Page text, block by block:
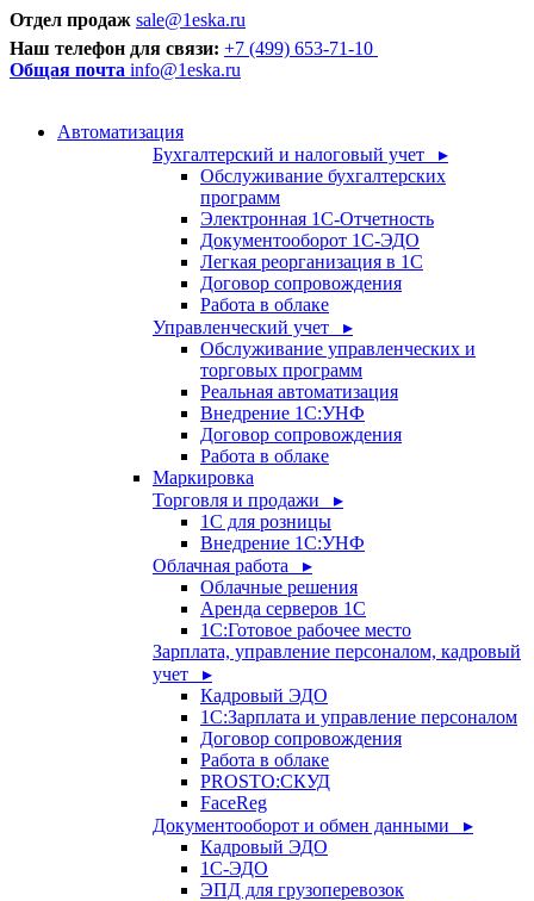
Отдел продаж sale@1eska.ru
Наш телефон для связи: +7 (499) 653-71-10
Общая почта info@1eska.ru
Автоматизация
Бухгалтерский и налоговый учет ▸
Обслуживание бухгалтерских
программ
Электронная 1С-Отчетность
Документооборот 1С-ЭДО
Легкая реорганизация в 1С
Договор сопровождения
Работа в облаке
Управленческий учет ▸
Обслуживание управленческих и
торговых программ
Реальная автоматизация
Внедрение 1С:УНФ
Договор сопровождения
Работа в облаке
Маркировка
Торговля и продажи ▸
1С для розницы
Внедрение 1С:УНФ
Облачная работа ▸
Облачные решения
Аренда серверов 1С
1C:Готовое рабочее место
Зарплата, управление персоналом, кадровый
учет ▸
Кадровый ЭДО
1С:Зарплата и управление персоналом
Договор сопровождения
Работа в облаке
PROSTO:СКУД
FaceReg
Документооборот и обмен данными ▸
Кадровый ЭДО
1С-ЭДО
ЭПД для грузоперевозок